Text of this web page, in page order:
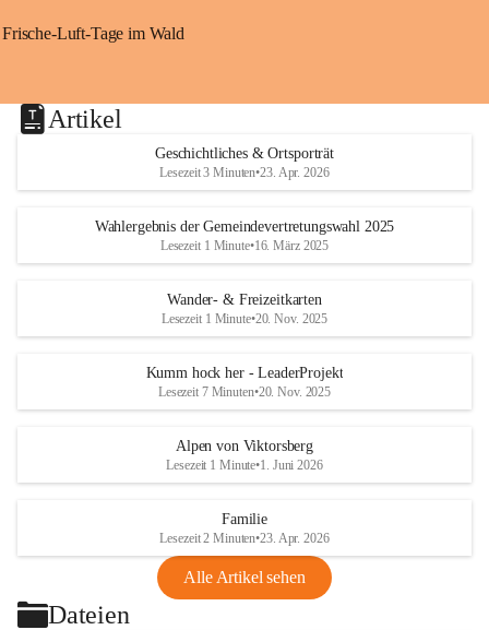
Frische-Luft-Tage im Wald
Artikel
Geschichtliches & Ortsporträt
Lesezeit 3 Minuten•23. Apr. 2026
Wahlergebnis der Gemeindevertretungswahl 2025
Lesezeit 1 Minute•16. März 2025
Wander- & Freizeitkarten
Lesezeit 1 Minute•20. Nov. 2025
Kumm hock her - LeaderProjekt
Lesezeit 7 Minuten•20. Nov. 2025
Alpen von Viktorsberg
Lesezeit 1 Minute•1. Juni 2026
Familie
Lesezeit 2 Minuten•23. Apr. 2026
Alle Artikel sehen
Dateien